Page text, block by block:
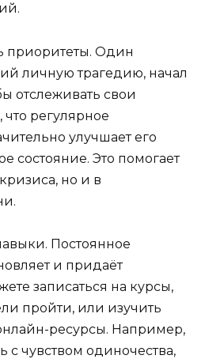
приоритеты. Один
личную трагедию, начал
отслеживать свои
регулярное
улучшает его
состояние. Это помогает
но и в
Постоянное
и придаёт
записаться на курсы,
пройти, или изучить
ресурсы. Например,
с чувством одиночества,